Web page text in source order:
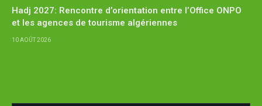
Hadj 2027: Rencontre d’orientation entre l’Office ONPO
et les agences de tourisme algériennes
10 AOÛT 2026